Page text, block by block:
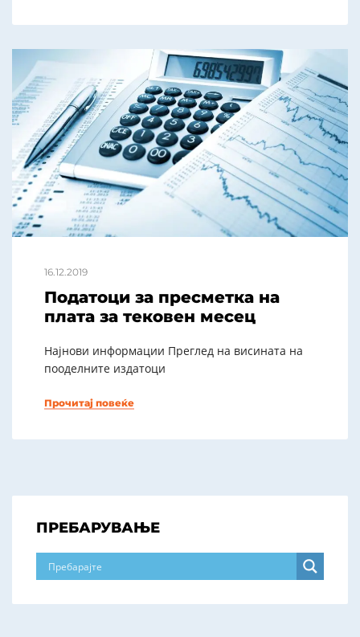
16.12.2019
Податоци за пресметка на
плата за тековен месец
Најнови информации Преглед на висината на
пооделните издатоци
Прочитај повеќе
ПРЕБАРУВАЊЕ